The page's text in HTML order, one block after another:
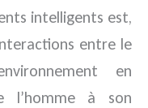
intelligents est,
entre le
en
l’homme à son